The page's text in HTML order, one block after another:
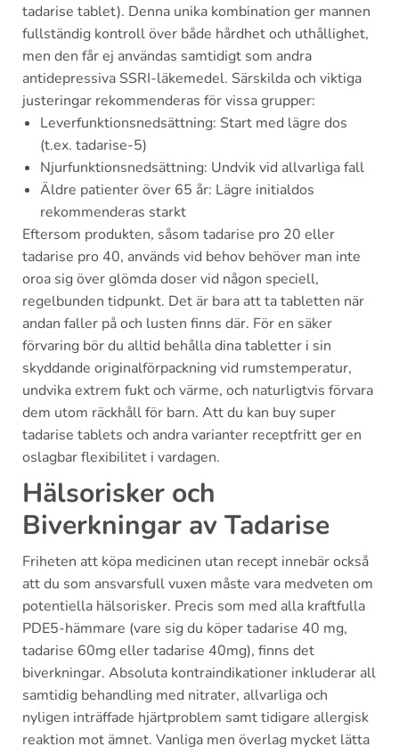
tadarise tablet). Denna unika kombination ger mannen
fullständig kontroll över både hårdhet och uthållighet,
men den får ej användas samtidigt som andra
antidepressiva SSRI-läkemedel. Särskilda och viktiga
justeringar rekommenderas för vissa grupper:
Leverfunktionsnedsättning: Start med lägre dos
(t.ex. tadarise-5)
Njurfunktionsnedsättning: Undvik vid allvarliga fall
Äldre patienter över 65 år: Lägre initialdos
rekommenderas starkt
Eftersom produkten, såsom tadarise pro 20 eller
tadarise pro 40, används vid behov behöver man inte
oroa sig över glömda doser vid någon speciell,
regelbunden tidpunkt. Det är bara att ta tabletten när
andan faller på och lusten finns där. För en säker
förvaring bör du alltid behålla dina tabletter i sin
skyddande originalförpackning vid rumstemperatur,
undvika extrem fukt och värme, och naturligtvis förvara
dem utom räckhåll för barn. Att du kan buy super
tadarise tablets och andra varianter receptfritt ger en
oslagbar flexibilitet i vardagen.
Hälsorisker och
Biverkningar av Tadarise
Friheten att köpa medicinen utan recept innebär också
att du som ansvarsfull vuxen måste vara medveten om
potentiella hälsorisker. Precis som med alla kraftfulla
PDE5-hämmare (vare sig du köper tadarise 40 mg,
tadarise 60mg eller tadarise 40mg), finns det
biverkningar. Absoluta kontraindikationer inkluderar all
samtidig behandling med nitrater, allvarliga och
nyligen inträffade hjärtproblem samt tidigare allergisk
reaktion mot ämnet. Vanliga men överlag mycket lätta